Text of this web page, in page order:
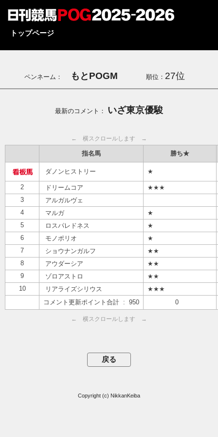
トップページ
ペンネーム： もとPOGM 順位： 27位
最新のコメント： いざ東京優駿
← 横スクロールします →
指名馬 勝ち★
ダノンヒストリー ★
2 ドリームコア
★★★
3
アルガルヴェ
4
マルガ
★
5
ロスパレドネス
★
6
モノポリオ
★
7
ショウナンガルフ
★★
8
アウダーシア
★★
9
ゾロアストロ
★★
10
リアライズシリウス
★★★
コメント更新ポイント合計 : 950
0
← 横スクロールします →
Copyright (c) NikkanKeiba